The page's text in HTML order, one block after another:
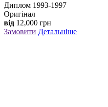
Диплом 1993-1997
Оригінал
від 12,000 грн
Замовити Детальніше